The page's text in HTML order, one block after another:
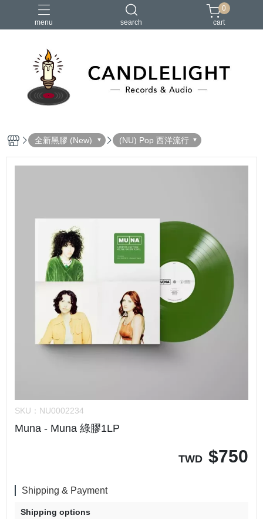
menu search
2026大港開唱 RSD 聖誕節 鏈鋸人蕾潔篇 黑潮好針
0
cart
全新黑膠 (New) (NU) Pop 西洋流行
SKU： NU0002234
Muna - Muna 綠膠1LP
TWD $750
Shipping & Payment
Shipping options